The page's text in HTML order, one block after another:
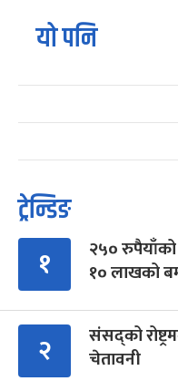
यो पनि
ट्रेन्डिङ
१
२५०
१० लाखको
२
संसद्को
चेतावनी